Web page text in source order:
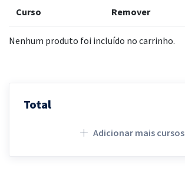
Curso Remover
Nenhum produto foi incluído no carrinho.
Total
Adicionar mais cursos